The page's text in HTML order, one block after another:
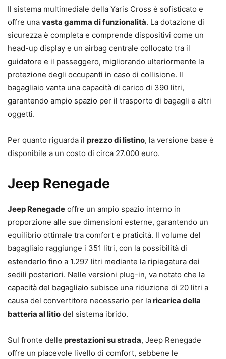
Il sistema multimediale della Yaris Cross è sofisticato e
offre una vasta gamma di funzionalità. La dotazione di
sicurezza è completa e comprende dispositivi come un
head-up display e un airbag centrale collocato tra il
guidatore e il passeggero, migliorando ulteriormente la
protezione degli occupanti in caso di collisione. Il
bagagliaio vanta una capacità di carico di 390 litri,
garantendo ampio spazio per il trasporto di bagagli e altri
oggetti.
Per quanto riguarda il prezzo di listino, la versione base è
disponibile a un costo di circa 27.000 euro.
Jeep Renegade
Jeep Renegade offre un ampio spazio interno in
proporzione alle sue dimensioni esterne, garantendo un
equilibrio ottimale tra comfort e praticità. Il volume del
bagagliaio raggiunge i 351 litri, con la possibilità di
estenderlo fino a 1.297 litri mediante la ripiegatura dei
sedili posteriori. Nelle versioni plug-in, va notato che la
capacità del bagagliaio subisce una riduzione di 20 litri a
causa del convertitore necessario per laricarica della
batteria al litio del sistema ibrido.
Sul fronte delle prestazioni su strada, Jeep Renegade
offre un piacevole livello di comfort, sebbene le